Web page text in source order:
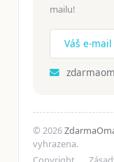
mailu!
© 2026
vyhrazena.